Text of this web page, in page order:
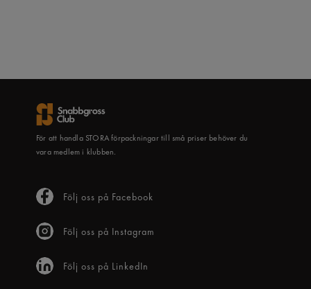
För att handla STORA förpackningar till små priser behöver du
vara medlem i klubben.
Följ oss på Facebook
Följ oss på Instagram
Följ oss på LinkedIn